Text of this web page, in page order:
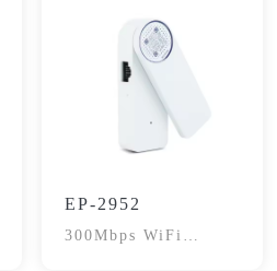
EP-2952
300Mbps WiFi